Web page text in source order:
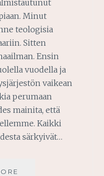
Minut
teologisia
Sitten
Ensin
vuodella ja
vaikean
perumaan
mainita, että
Kaikki
särkyivät…